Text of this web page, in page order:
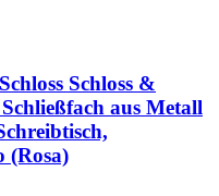
Schloss &
aus Metall
(Rosa)